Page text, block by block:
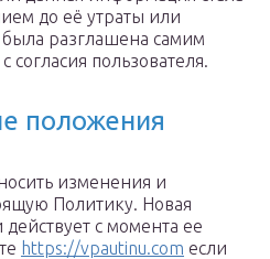
до её утраты или
разглашена самим
согласия пользователя.
положения
изменения и
Политику. Новая
с момента ее
https://vpautinu.com если